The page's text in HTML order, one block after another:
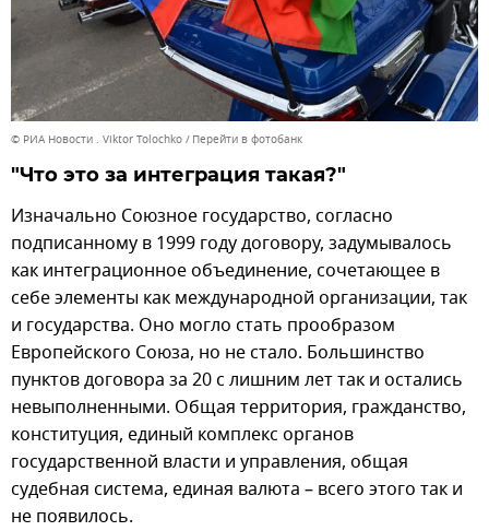
© РИА Новости . Viktor Tolochko Перейти в фотобанк
"Что это за интеграция такая?"
Изначально Союзное государство, согласно
подписанному в 1999 году договору, задумывалось
как интеграционное объединение, сочетающее в
себе элементы как международной организации, так
и государства. Оно могло стать прообразом
Европейского Союза, но не стало. Большинство
пунктов договора за 20 с лишним лет так и остались
невыполненными. Общая территория, гражданство,
конституция, единый комплекс органов
государственной власти и управления, общая
судебная система, единая валюта – всего этого так и
не появилось.